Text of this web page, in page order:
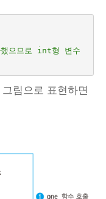
으므로 int형 변수
림으로 표현하면